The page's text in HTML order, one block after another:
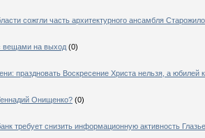
сожгли часть архитектурного ансамбля
вещами на выход (0)
праздновать Воскресение Христа нельзя, а юбилей
Онищенко? (0)
требует снизить информационную активность